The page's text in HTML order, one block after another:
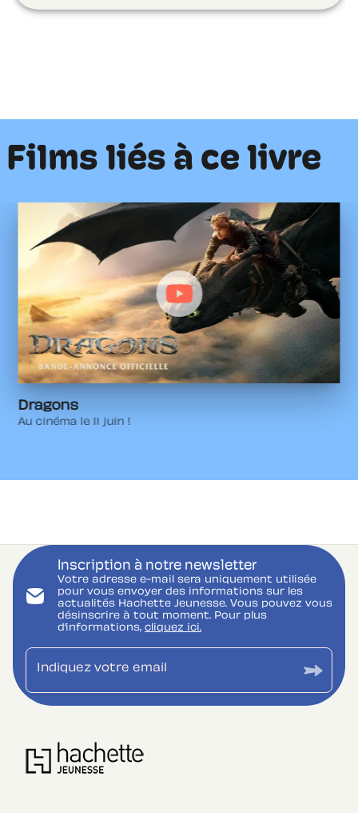
Films liés à ce livre
Dragons
Au cinéma le 11 juin !
Inscription à notre newsletter
Votre adresse e-mail sera uniquement utilisée
pour vous envoyer des informations sur les
actualités Hachette Jeunesse. Vous pouvez vous
désinscrire à tout moment. Pour plus
d’informations, cliquez ici.
Indiquez votre email